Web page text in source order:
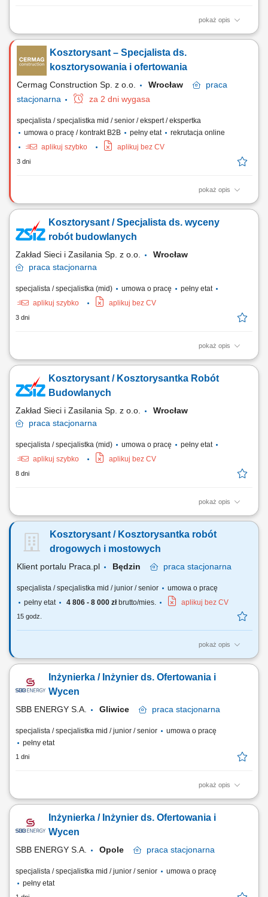
pokaż opis
Sporządzanie kosztorysów ofertowych, inwestorskich i wykonawczych
na podstawie zestawień materiałowych, stawek roboczogodziny oraz
pracy sprzętu. Analizowanie projektów oraz weryfikowanie zgodności
przedmiarów z rzeczywistym zakresem zadań na budowie.
Identyfikowanie ryzyk kosztowych i...
Kosztorysant – Specjalista ds.
kosztorysowania i ofertowania
Cermag Construction Sp. z o.o. Wrocław
praca
stacjonarna
za 2 dni wygasa
specjalista / specjalistka mid / senior / ekspert / ekspertka
umowa o pracę / kontrakt B2B
pełny etat
rekrutacja online
aplikuj szybko
aplikuj bez CV
3 dni
pokaż opis
Czego oczekujemy: min. 2 letniego doświadczenia w zakresie
wyższego budowlanego, znajomości programu NORMA umiejętności
organizacji pracy własnej, sumiennego i rzetelnego podejścia do pracy,
Kosztorysant / Specjalista ds. wyceny
robót budowlanych
Zakład Sieci i Zasilania Sp. z o.o.
Wrocław
praca stacjonarna
specjalista / specjalistka (mid) umowa o pracę
pełny etat
aplikuj szybko
aplikuj bez CV
3 dni
pokaż opis
przygotowywanie wycen i kosztorysów robót budowlanych na
obowiązujących cen materiałów, robocizny i sprzętu, analiza
dokumentacji projektowej, przedmiarów robót oraz specyfikacji
Kosztorysant / Kosztorysantka Robót
Budowlanych
Zakład Sieci i Zasilania Sp. z o.o.
Wrocław
praca stacjonarna
specjalista / specjalistka (mid) umowa o pracę
pełny etat
aplikuj szybko
aplikuj bez CV
8 dni
pokaż opis
Opracowywanie kosztorysów oraz kalkulacji robót budowlanych na
specyfikacji oraz zakresu prac w celu przygotowania rzetelnych wycen
inwestycji. Sprawdzanie kompletności dokumentacji i identyfikowanie
Kosztorysant / Kosztorysantka robót
drogowych i mostowych
Klient portalu Praca.pl Będzin praca stacjonarna
specjalista / specjalistka mid / junior / senior
umowa o pracę
pełny etat
4 806 - 8 000 złbrutto/mies. aplikuj bez CV
15 godz.
pokaż opis
Opracowywanie kompleksowych kosztorysów dla projektów
przedmiarów, dokumentacji przetargowej oraz SWZ; Tworzenie ofert
oraz kompletowanie dokumentów do postępowań przetargowych;
Inżynierka / Inżynier ds. Ofertowania i
Wycen
SBB ENERGY S.A. Gliwice praca stacjonarna
specjalista / specjalistka mid / junior / senior
umowa o pracę
pełny etat
1 dni
pokaż opis
Obowiązki: Analiza techniczna oraz organizacyjna zapytań ofertowych
przygotowywanie ofert techniczno-handlowych po polsku i angielsku;
Pozyskiwanie, weryfikacja oraz porównywanie ofert od
Inżynierka / Inżynier ds. Ofertowania i
Wycen
SBB ENERGY S.A. Opole praca stacjonarna
specjalista / specjalistka mid / junior / senior
umowa o pracę
pełny etat